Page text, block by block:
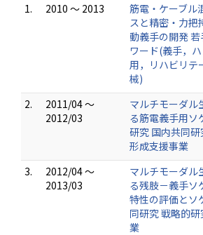
1.
2010 ～ 2013
筋電・ケーブル
スと精密・力把
動義手の開発
ワード(義手，
用，リハビリテ
械)
2.
2011/04 ～
2012/03
マルチモーダル
る筋電義手用ソ
研究 国内共同
形成支援事業
3.
2012/04 ～
2013/03
マルチモーダル
る残肢－義手ソ
特性の評価とソ
同研究 戦略的
業